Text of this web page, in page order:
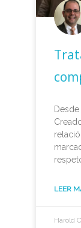
LEER
Harold